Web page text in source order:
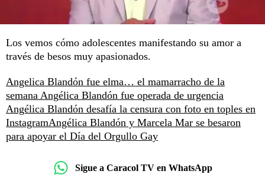
Los vemos cómo adolescentes manifestando su amor a
través de besos muy apasionados.
Angelica Blandón fue elma… el mamarracho de la
semana Angélica Blandón fue operada de urgencia
Angélica Blandón desafía la censura con foto en toples en
InstagramAngélica Blandón y Marcela Mar se besaron
para apoyar el Día del Orgullo Gay
Sigue a Caracol TV en WhatsApp